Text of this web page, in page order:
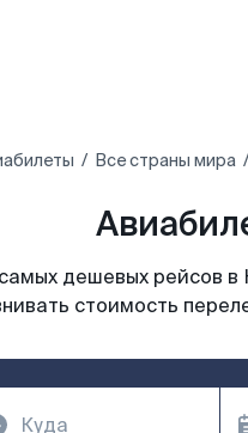
Все страны мира
дешевых рейсов в
стоимость